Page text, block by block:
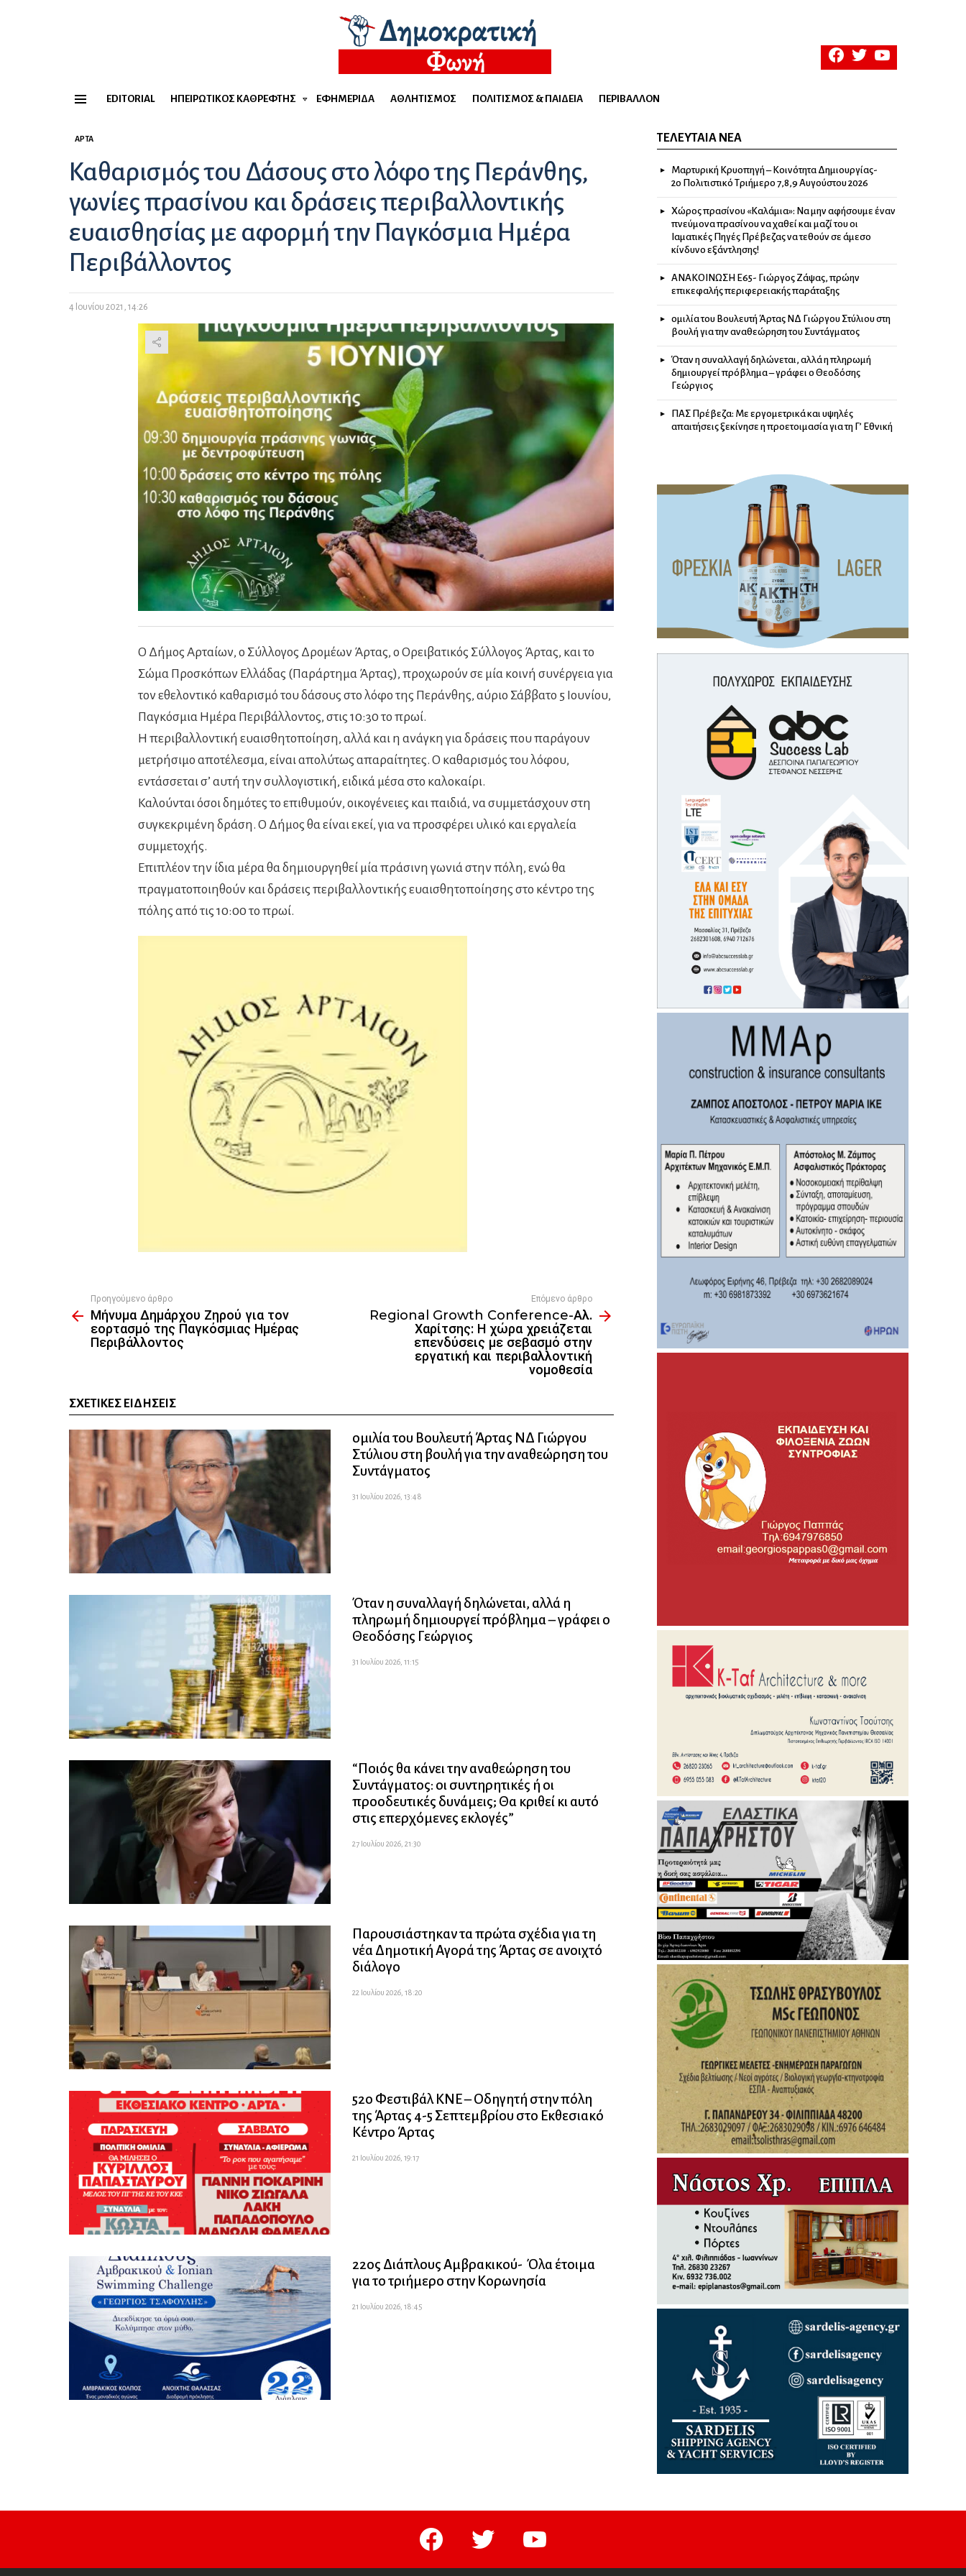
facebooktwitteryoutube
EDITORIAL ΗΠΕΙΡΏΤΙΚΟΣ ΚΑΘΡΈΦΤΗΣ ΕΦΗΜΕΡΊΔΑ ΑΘΛΗΤΙΣΜΌΣ ΠΟΛΙΤΙΣΜΌΣ & ΠΑΙΔΕΊΑ ΠΕΡΙΒΆΛΛΟΝ
ΆΡΤΑ
Καθαρισμός του Δάσους στο λόφο της Περάνθης,
γωνίες πρασίνου και δράσεις περιβαλλοντικής
ευαισθησίας με αφορμή την Παγκόσμια Ημέρα
Περιβάλλοντος
4 Ιουνίου 2021, 14:26
Ο Δήμος Αρταίων, ο Σύλλογος Δρομέων Άρτας, ο Ορειβατικός Σύλλογος Άρτας, και το
Σώμα Προσκόπων Ελλάδας (Παράρτημα Άρτας), προχωρούν σε μία κοινή συνέργεια για
τον εθελοντικό καθαρισμό του δάσους στο λόφο της Περάνθης, αύριο Σάββατο 5 Ιουνίου,
Παγκόσμια Ημέρα Περιβάλλοντος, στις 10:30 το πρωί.
Η περιβαλλοντική ευαισθητοποίηση, αλλά και η ανάγκη για δράσεις που παράγουν
μετρήσιμο αποτέλεσμα, είναι απολύτως απαραίτητες. Ο καθαρισμός του λόφου,
εντάσσεται σ’ αυτή την συλλογιστική, ειδικά μέσα στο καλοκαίρι.
Καλούνται όσοι δημότες το επιθυμούν, οικογένειες και παιδιά, να συμμετάσχουν στη
συγκεκριμένη δράση. Ο Δήμος θα είναι εκεί, για να προσφέρει υλικό και εργαλεία
συμμετοχής.
Επιπλέον την ίδια μέρα θα δημιουργηθεί μία πράσινη γωνιά στην πόλη, ενώ θα
πραγματοποιηθούν και δράσεις περιβαλλοντικής ευαισθητοποίησης στο κέντρο της
πόλης από τις 10:00 το πρωί.
more
Προηγούμενο άρθρο
Μήνυμα Δημάρχου Ζηρού για τον
εορτασμό της Παγκόσμιας Ημέρας
Περιβάλλοντος
Επόμενο άρθρο
Regional Growth Conference-Αλ.
Χαρίτσης: Η χώρα χρειάζεται
επενδύσεις με σεβασμό στην
εργατική και περιβαλλοντική
νομοθεσία
ΣΧΕΤΙΚΈΣ ΕΙΔΉΣΕΙΣ
ομιλία του Βουλευτή Άρτας ΝΔ Γιώργου
Στύλιου στη βουλή για την αναθεώρηση του
Συντάγματος
31 Ιουλίου 2026, 13:48
Όταν η συναλλαγή δηλώνεται, αλλά η
πληρωμή δημιουργεί πρόβλημα – γράφει ο
Θεοδόσης Γεώργιος
31 Ιουλίου 2026, 11:15
“Ποιός θα κάνει την αναθεώρηση του
Συντάγματος: οι συντηρητικές ή οι
προοδευτικές δυνάμεις; Θα κριθεί κι αυτό
στις επερχόμενες εκλογές”
27 Ιουλίου 2026, 21:30
Παρουσιάστηκαν τα πρώτα σχέδια για τη
νέα Δημοτική Αγορά της Άρτας σε ανοιχτό
διάλογο
22 Ιουλίου 2026, 18:20
52ο Φεστιβάλ ΚΝΕ – Οδηγητή στην πόλη
της Άρτας 4-5 Σεπτεμβρίου στο Εκθεσιακό
Κέντρο Άρτας
21 Ιουλίου 2026, 19:17
22ος Διάπλους Αμβρακικού- Όλα έτοιμα
για το τριήμερο στην Κορωνησία
21 Ιουλίου 2026, 18:45
ΤΕΛΕΥΤΑΊΑ ΝΈΑ
Μαρτυρική Κρυοπηγή – Κοινότητα Δημιουργίας-
2ο Πολιτιστικό Τριήμερο 7,8,9 Αυγούστου 2026
Χώρος πρασίνου «Καλάμια»: Να μην αφήσουμε έναν
πνεύμονα πρασίνου να χαθεί και μαζί του οι
Ιαματικές Πηγές Πρέβεζας να τεθούν σε άμεσο
κίνδυνο εξάντλησης!
ΑΝΑΚΟΙΝΩΣΗ Ε65- Γιώργος Ζάψας, πρώην
επικεφαλής περιφερειακής παράταξης
ομιλία του Βουλευτή Άρτας ΝΔ Γιώργου Στύλιου στη
βουλή για την αναθεώρηση του Συντάγματος
Όταν η συναλλαγή δηλώνεται, αλλά η πληρωμή
δημιουργεί πρόβλημα – γράφει ο Θεοδόσης
Γεώργιος
ΠΑΣ Πρέβεζα: Με εργομετρικά και υψηλές
απαιτήσεις ξεκίνησε η προετοιμασία για τη Γ’ Εθνική
facebook twitter youtube